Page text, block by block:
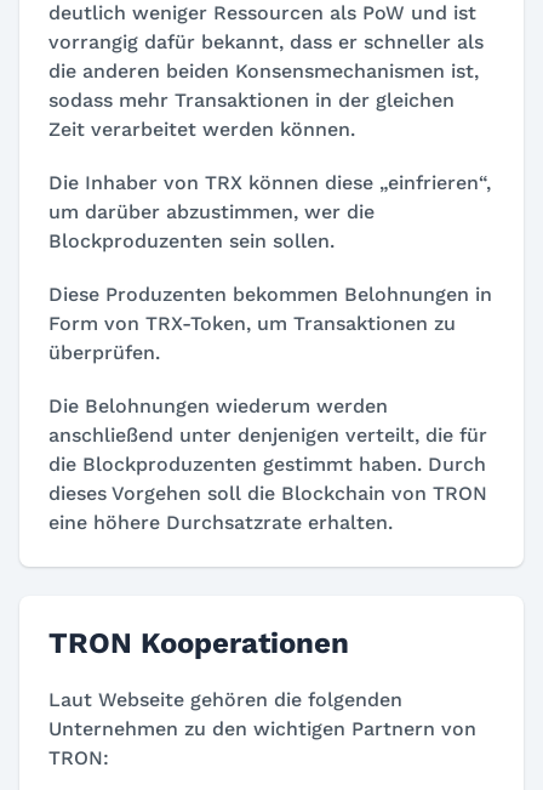
deutlich weniger Ressourcen als PoW und ist
vorrangig dafür bekannt, dass er schneller als
die anderen beiden Konsensmechanismen ist,
sodass mehr Transaktionen in der gleichen
Zeit verarbeitet werden können.
Die Inhaber von TRX können diese „einfrieren“,
um darüber abzustimmen, wer die
Blockproduzenten sein sollen.
Diese Produzenten bekommen Belohnungen in
Form von TRX-Token, um Transaktionen zu
überprüfen.
Die Belohnungen wiederum werden
anschließend unter denjenigen verteilt, die für
die Blockproduzenten gestimmt haben. Durch
dieses Vorgehen soll die Blockchain von TRON
eine höhere Durchsatzrate erhalten.
TRON Kooperationen
Laut Webseite gehören die folgenden
Unternehmen zu den wichtigen Partnern von
TRON: